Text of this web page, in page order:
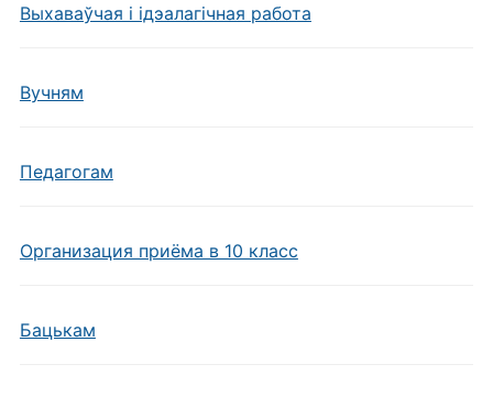
Выхаваўчая і ідэалагічная работа
Вучням
Педагогам
Организация приёма в 10 класс
Бацькам